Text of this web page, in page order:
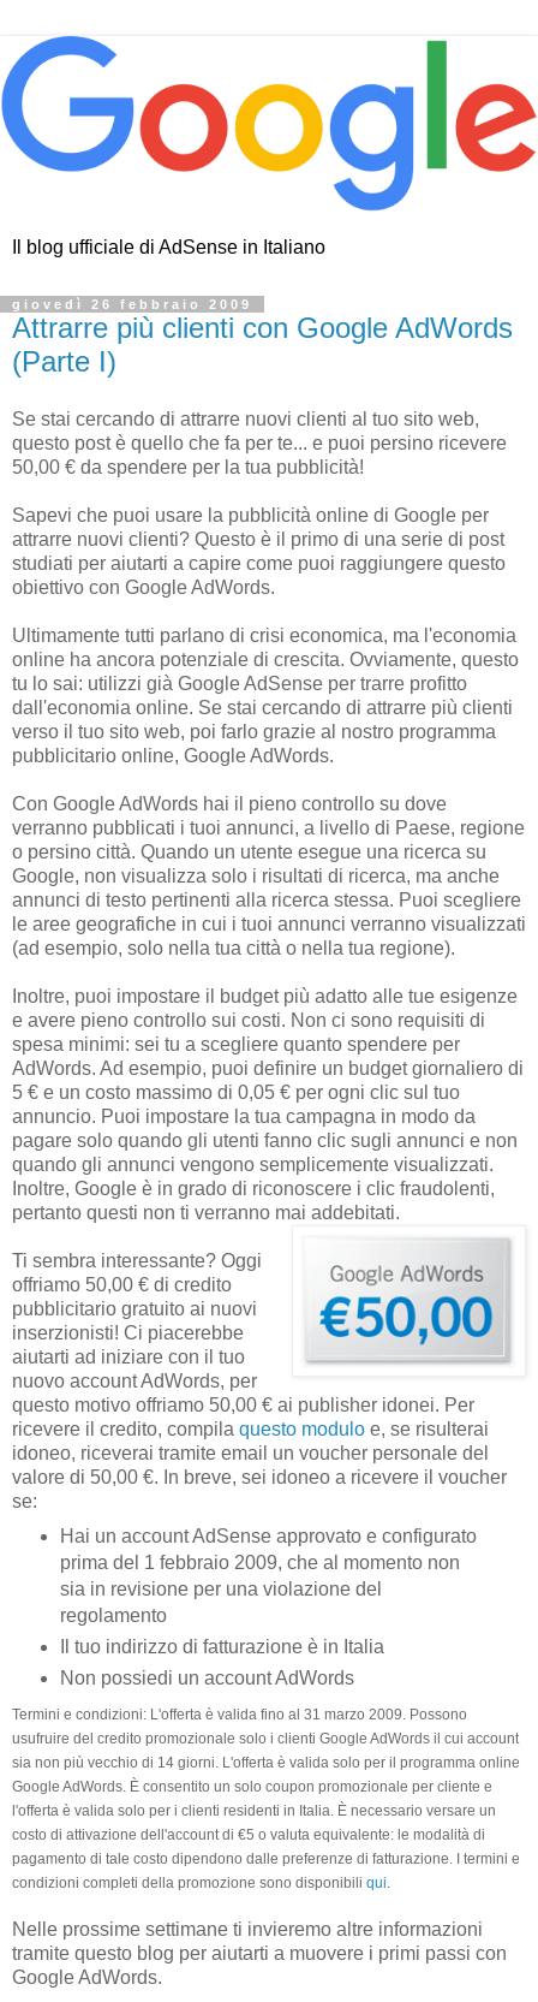
Il blog ufficiale di AdSense in Italiano
giovedì 26 febbraio 2009
Attrarre più clienti con Google AdWords
(Parte I)
Se stai cercando di attrarre nuovi clienti al tuo sito web,
questo post è quello che fa per te... e puoi persino ricevere
50,00 € da spendere per la tua pubblicità!
Sapevi che puoi usare la pubblicità online di Google per
attrarre nuovi clienti? Questo è il primo di una serie di post
studiati per aiutarti a capire come puoi raggiungere questo
obiettivo con Google AdWords.
Ultimamente tutti parlano di crisi economica, ma l'economia
online ha ancora potenziale di crescita. Ovviamente, questo
tu lo sai: utilizzi già Google AdSense per trarre profitto
dall'economia online. Se stai cercando di attrarre più clienti
verso il tuo sito web, poi farlo grazie al nostro programma
pubblicitario online, Google AdWords.
Con Google AdWords hai il pieno controllo su dove
verranno pubblicati i tuoi annunci, a livello di Paese, regione
o persino città. Quando un utente esegue una ricerca su
Google, non visualizza solo i risultati di ricerca, ma anche
annunci di testo pertinenti alla ricerca stessa. Puoi scegliere
le aree geografiche in cui i tuoi annunci verranno visualizzati
(ad esempio, solo nella tua città o nella tua regione).
Inoltre, puoi impostare il budget più adatto alle tue esigenze
e avere pieno controllo sui costi. Non ci sono requisiti di
spesa minimi: sei tu a scegliere quanto spendere per
AdWords. Ad esempio, puoi definire un budget giornaliero di
5 € e un costo massimo di 0,05 € per ogni clic sul tuo
annuncio. Puoi impostare la tua campagna in modo da
pagare solo quando gli utenti fanno clic sugli annunci e non
quando gli annunci vengono semplicemente visualizzati.
Inoltre, Google è in grado di riconoscere i clic fraudolenti,
pertanto questi non ti verranno mai addebitati.
Ti sembra interessante? Oggi
offriamo 50,00 € di credito
pubblicitario gratuito ai nuovi
inserzionisti! Ci piacerebbe
aiutarti ad iniziare con il tuo
nuovo account AdWords, per
questo motivo offriamo 50,00 € ai publisher idonei. Per
ricevere il credito, compila questo modulo e, se risulterai
idoneo, riceverai tramite email un voucher personale del
valore di 50,00 €. In breve, sei idoneo a ricevere il voucher
se:
Hai un account AdSense approvato e configurato
prima del 1 febbraio 2009, che al momento non
sia in revisione per una violazione del
regolamento
Il tuo indirizzo di fatturazione è in Italia
Non possiedi un account AdWords
Termini e condizioni: L'offerta è valida fino al 31 marzo 2009. Possono
usufruire del credito promozionale solo i clienti Google AdWords il cui account
sia non più vecchio di 14 giorni. L'offerta è valida solo per il programma online
Google AdWords. È consentito un solo coupon promozionale per cliente e
l'offerta è valida solo per i clienti residenti in Italia. È necessario versare un
costo di attivazione dell'account di €5 o valuta equivalente: le modalità di
pagamento di tale costo dipendono dalle preferenze di fatturazione. I termini e
condizioni completi della promozione sono disponibili qui
Nelle prossime settimane ti invieremo altre informazioni
tramite questo blog per aiutarti a muovere i primi passi con
Google AdWords.